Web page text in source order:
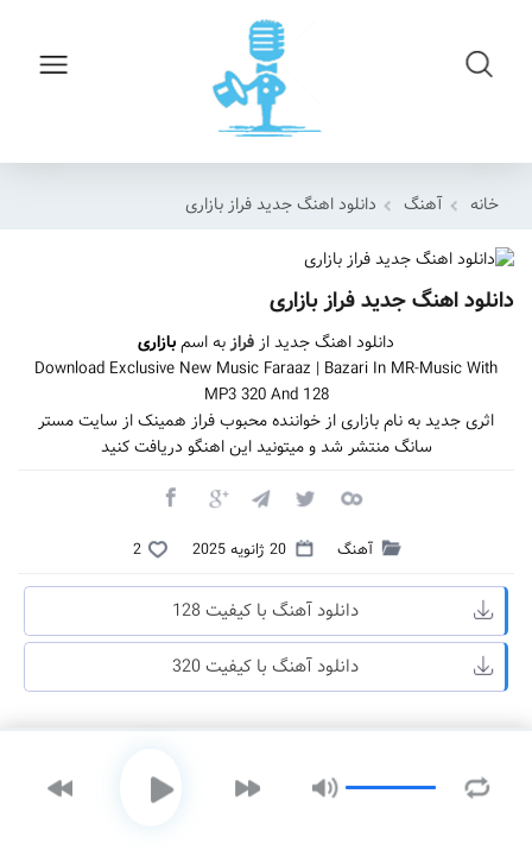
خانه آهنگ دانلود اهنگ جدید فراز بازاری
دانلود اهنگ جدید فراز بازاری
دانلود اهنگ جدید از فرازبه اسمبازاری
Download Exclusive New Music Faraaz | Bazari In MR-Music With
MP3 320 And 128
اثری جدید به نام بازاری از خواننده محبوب فراز همینک از سایت مستر
سانگ منتشر شد و میتونید این اهنگو دریافت کنید
آهنگ 20 ژانویه 2025 2
دانلود آهنگ با کیفیت 128
دانلود آهنگ با کیفیت 320